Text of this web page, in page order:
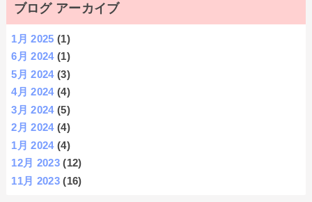
ブログ アーカイブ
1月 2025 (1)
6月 2024(1)
5月 2024(3)
4月 2024(4)
3月 2024(5)
2月 2024(4)
1月 2024(4)
12月 2023 (12)
11月 2023 (16)